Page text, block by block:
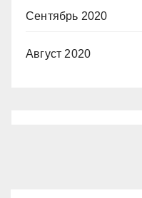
Сентябрь 2020
Август 2020